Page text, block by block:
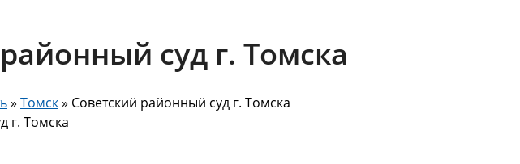
суд г. Томска
» Томск» Советский районный суд г. Томска